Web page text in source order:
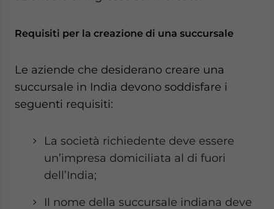
Requisiti per la creazione di una succursale
Le aziende che desiderano creare una
succursale in India devono soddisfare i
seguenti requisiti:
La società richiedente deve essere
un’impresa domiciliata al di fuori
dell’India;
Il nome della succursale indiana deve